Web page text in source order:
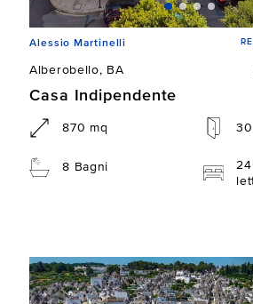
Alessio Martinelli
Alberobello, BA
Casa Indipendente
870 mq
8 Bagni